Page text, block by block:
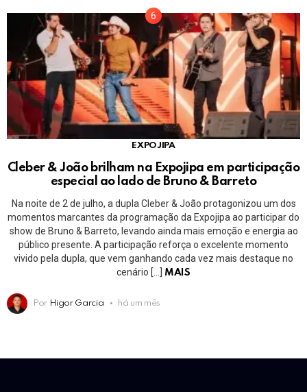
EXPOJIPA
Cleber & João brilham na Expojipa em participação
especial ao lado de Bruno & Barreto
Na noite de 2 de julho, a dupla Cleber & João protagonizou um dos
momentos marcantes da programação da Expojipa ao participar do
show de Bruno & Barreto, levando ainda mais emoção e energia ao
público presente. A participação reforça o excelente momento
vivido pela dupla, que vem ganhando cada vez mais destaque no
cenário […]
MAIS
Por Higor Garcia há um mês